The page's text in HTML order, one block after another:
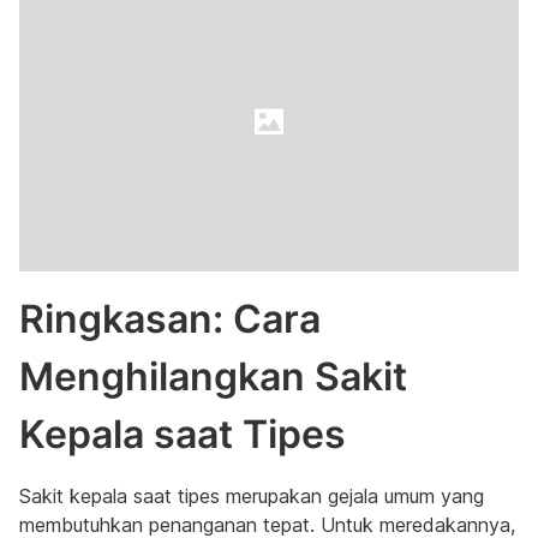
Ringkasan: Cara
Menghilangkan Sakit
Kepala saat Tipes
Sakit kepala saat tipes merupakan gejala umum yang
membutuhkan penanganan tepat. Untuk meredakannya,